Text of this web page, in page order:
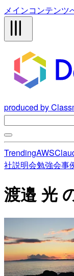
メインコンテンツ
produced by
TrendingAWS
社説明会勉強会事
渡邉 光